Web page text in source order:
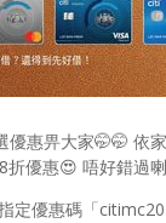
優惠畀大家🤭🤭 依
折優惠😍 唔好錯過
定優惠碼「